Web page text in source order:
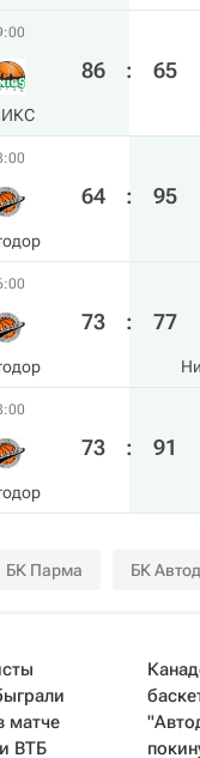
86 : 65
64 : 95
73 : 77
73 : 91
БК Парма БК
матче
ВТБ